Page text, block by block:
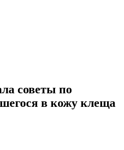
советы по
в кожу клеща